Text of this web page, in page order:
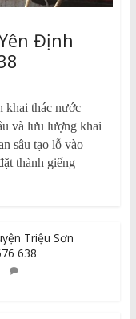
Định
khai thác nước
và lưu lượng khai
sâu tạo lỗ vào
thành giếng
Triệu Sơn
638